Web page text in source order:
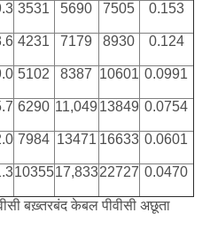
3531 5690 7505 0.153
4231 7179 8930 0.124
5102 8387 10601 0.0991
6290 11,049 13849 0.0754
7984 13471 16633 0.0601
1035517,83322727 0.0470
बख़्तरबंद केबल पीवीसी अछूता